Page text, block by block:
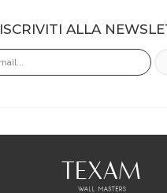
ISCRIVITI ALLA